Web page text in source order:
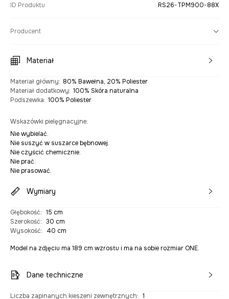
ID Produktu RS26-TPM900-88X
Producent
Materiał
Materiał główny: 80% Bawełna, 20% Poliester
Materiał dodatkowy: 100% Skóra naturalna
Podszewka: 100% Poliester
Wskazówki pielęgnacyjne:
Nie wybielać.
Nie suszyć w suszarce bębnowej.
Nie czyścić chemicznie.
Nie prać.
Nie prasować.
Wymiary
Głębokość: 15 cm
Szerokość: 30 cm
Wysokość: 40 cm
Model na zdjęciu ma 189 cm wzrostu i ma na sobie rozmiar ONE.
Dane techniczne
Liczba zapinanych kieszeni zewnętrznych: 1